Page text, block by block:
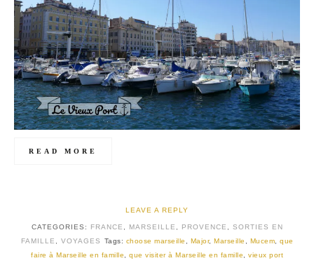
READ MORE
LEAVE A REPLY
CATEGORIES: FRANCE MARSEILLE PROVENCE
SORTIES EN
FAMILLE
VOYAGES Tags: choose marseille Major, Marseille Mucem
que
faire à Marseille en famille
que visiter à Marseille en famille vieux port